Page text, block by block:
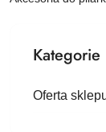
Kategorie
Oferta